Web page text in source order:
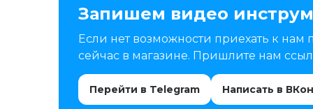
Запишем видео
Если нет возможности приехать к
сейчас в магазине. Пришлите нам
Перейти в Telegram Написать в